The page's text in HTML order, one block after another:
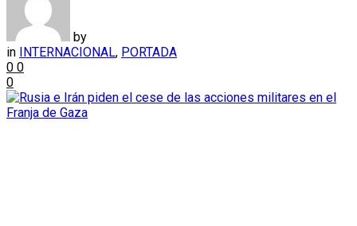
by
in INTERNACIONAL, PORTADA
0 0
0